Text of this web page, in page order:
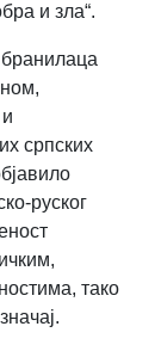
и зла“.
српских
руског
тако